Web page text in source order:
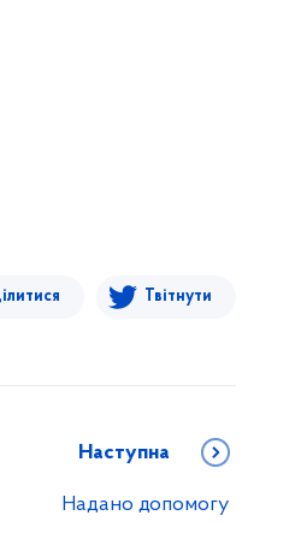
Твітнути
Наступна
Надано допомогу